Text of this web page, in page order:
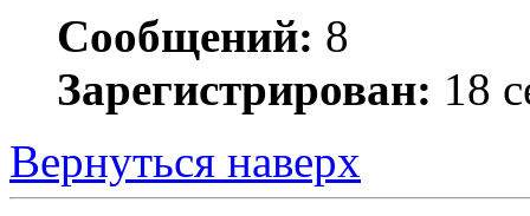
Сообщений: 8
Зарегистрирован: 18
Вернуться наверх